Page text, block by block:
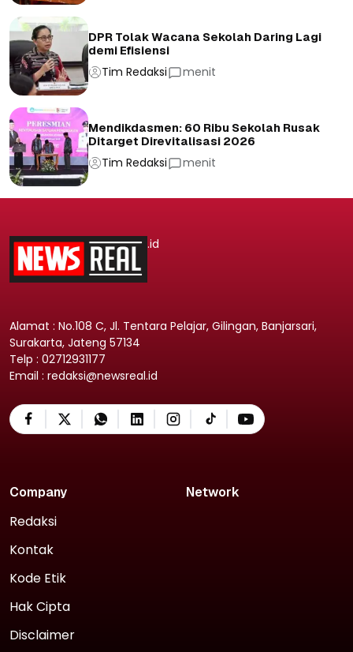
DPR Tolak Wacana Sekolah Daring Lagi
demi Efisiensi
Tim Redaksi menit
Mendikdasmen: 60 Ribu Sekolah Rusak
Ditarget Direvitalisasi 2026
Tim Redaksi menit
.id
Alamat : No.108 C, Jl. Tentara Pelajar, Gilingan, Banjarsari,
Surakarta, Jateng 57134
Telp : 02712931177
Email : redaksi@newsreal.id
Company
Redaksi
Kontak
Kode Etik
Hak Cipta
Disclaimer
Network